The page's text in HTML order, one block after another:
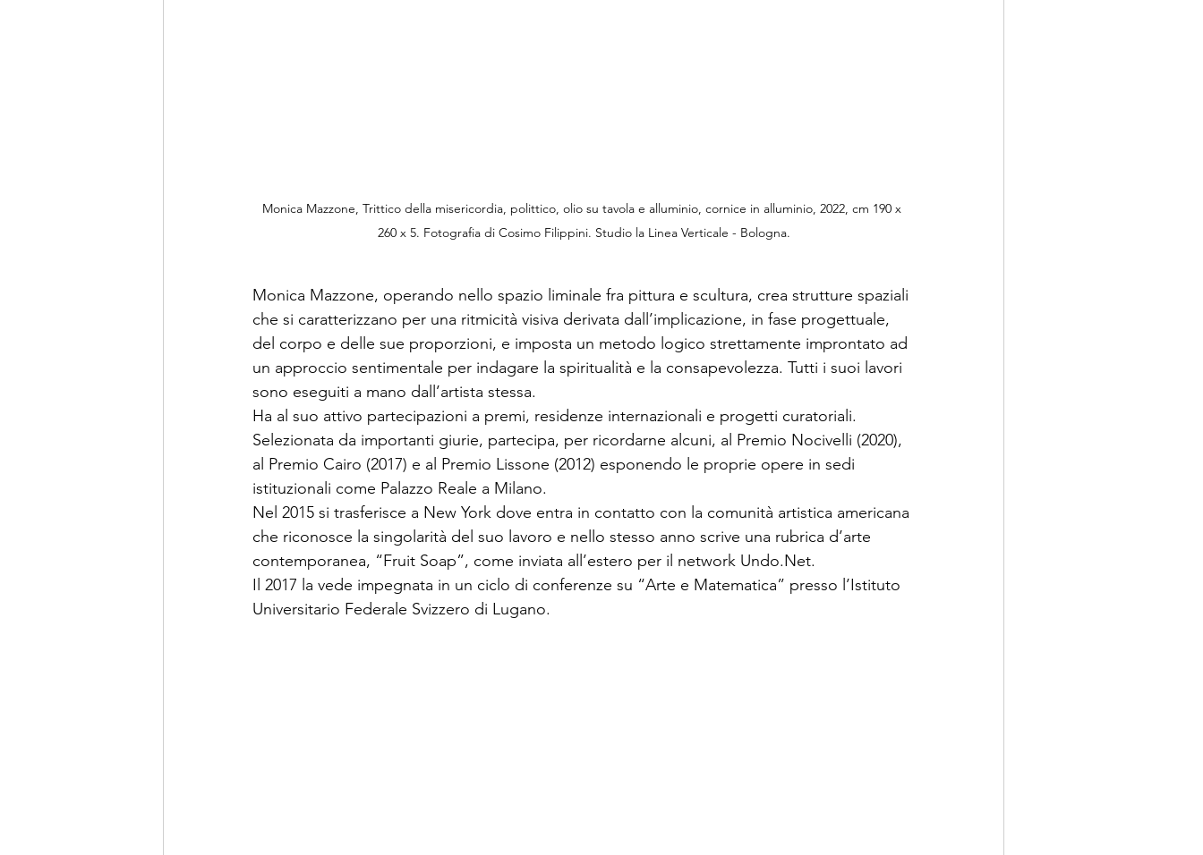
Monica Mazzone, Trittico della misericordia, polittico, olio su tavola e alluminio, cornice in alluminio, 2022, cm 190 x
260 x 5. Fotografia di Cosimo Filippini. Studio la Linea Verticale - Bologna.
Monica Mazzone, operando nello spazio liminale fra pittura e scultura, crea strutture spaziali
che si caratterizzano per una ritmicità visiva derivata dall’implicazione, in fase progettuale,
del corpo e delle sue proporzioni, e imposta un metodo logico strettamente improntato ad
un approccio sentimentale per indagare la spiritualità e la consapevolezza. Tutti i suoi lavori
sono eseguiti a mano dall’artista stessa.
Ha al suo attivo partecipazioni a premi, residenze internazionali e progetti curatoriali.
Selezionata da importanti giurie, partecipa, per ricordarne alcuni, al Premio Nocivelli (2020),
al Premio Cairo (2017) e al Premio Lissone (2012) esponendo le proprie opere in sedi
istituzionali come Palazzo Reale a Milano.
Nel 2015 si trasferisce a New York dove entra in contatto con la comunità artistica americana
che riconosce la singolarità del suo lavoro e nello stesso anno scrive una rubrica d’arte
contemporanea, “Fruit Soap”, come inviata all’estero per il network Undo.Net.
Il 2017 la vede impegnata in un ciclo di conferenze su “Arte e Matematica” presso l’Istituto
Universitario Federale Svizzero di Lugano.